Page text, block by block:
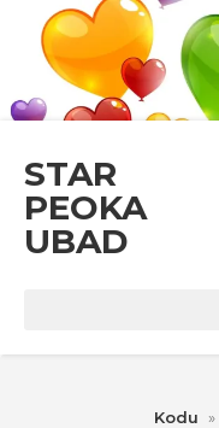
STAR
PEOKA
UBAD
Kodu »